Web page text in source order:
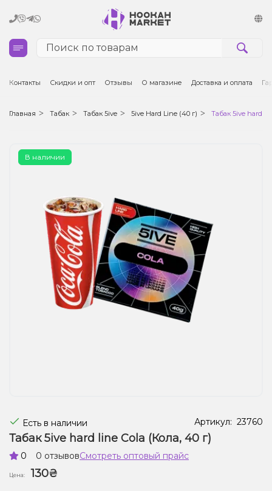
Кальяны
Табак для кальяна и кальянные смеси
Чаши для кальяна
Аксессуары для кальяна
Электронные сигареты (POD)
Комплектующие для POD
Жидкости для электронных сигарет
Контакты Скидки и опт Отзывы О магазине Доставка и оплата
Главная Табак Табак 5ive 5ive Hard Line (40 г) Табак 5ive hard
В наличии
Есть в наличии Артикул: 23760
Табак 5ive hard line Cola (Кола, 40 г)
0 0 отзывовСмотреть оптовый прайс
Цена:
130₴